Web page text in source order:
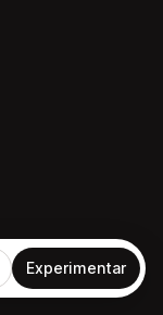
Experimentar